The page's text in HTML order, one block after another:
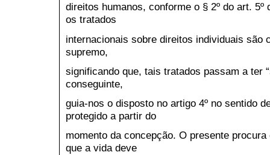
direitos humanos, conforme o § 2º do art.
os tratados
internacionais sobre direitos individuais são
supremo,
significando que, tais tratados passam a ter
conseguinte,
guia-nos o disposto no artigo 4º no sentido
protegido a partir do
momento da concepção. O presente
que a vida deve